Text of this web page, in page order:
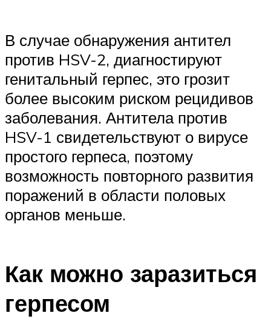
В случае обнаружения антител
против HSV-2, диагностируют
генитальный герпес, это грозит
более высоким риском рецидивов
заболевания. Антитела против
HSV-1 свидетельствуют о вирусе
простого герпеса, поэтому
возможность повторного развития
поражений в области половых
органов меньше.
Как можно заразиться
герпесом